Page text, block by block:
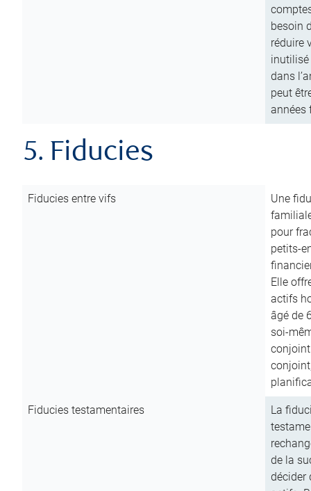
besoin
réduire
inutilisé
dans
peut
années
5. Fiducies
Fiducies entre vifs
Une
pour
petits-
Elle
actifs
âgé de
soi-
Fiducies testamentaires
La
de la
décider